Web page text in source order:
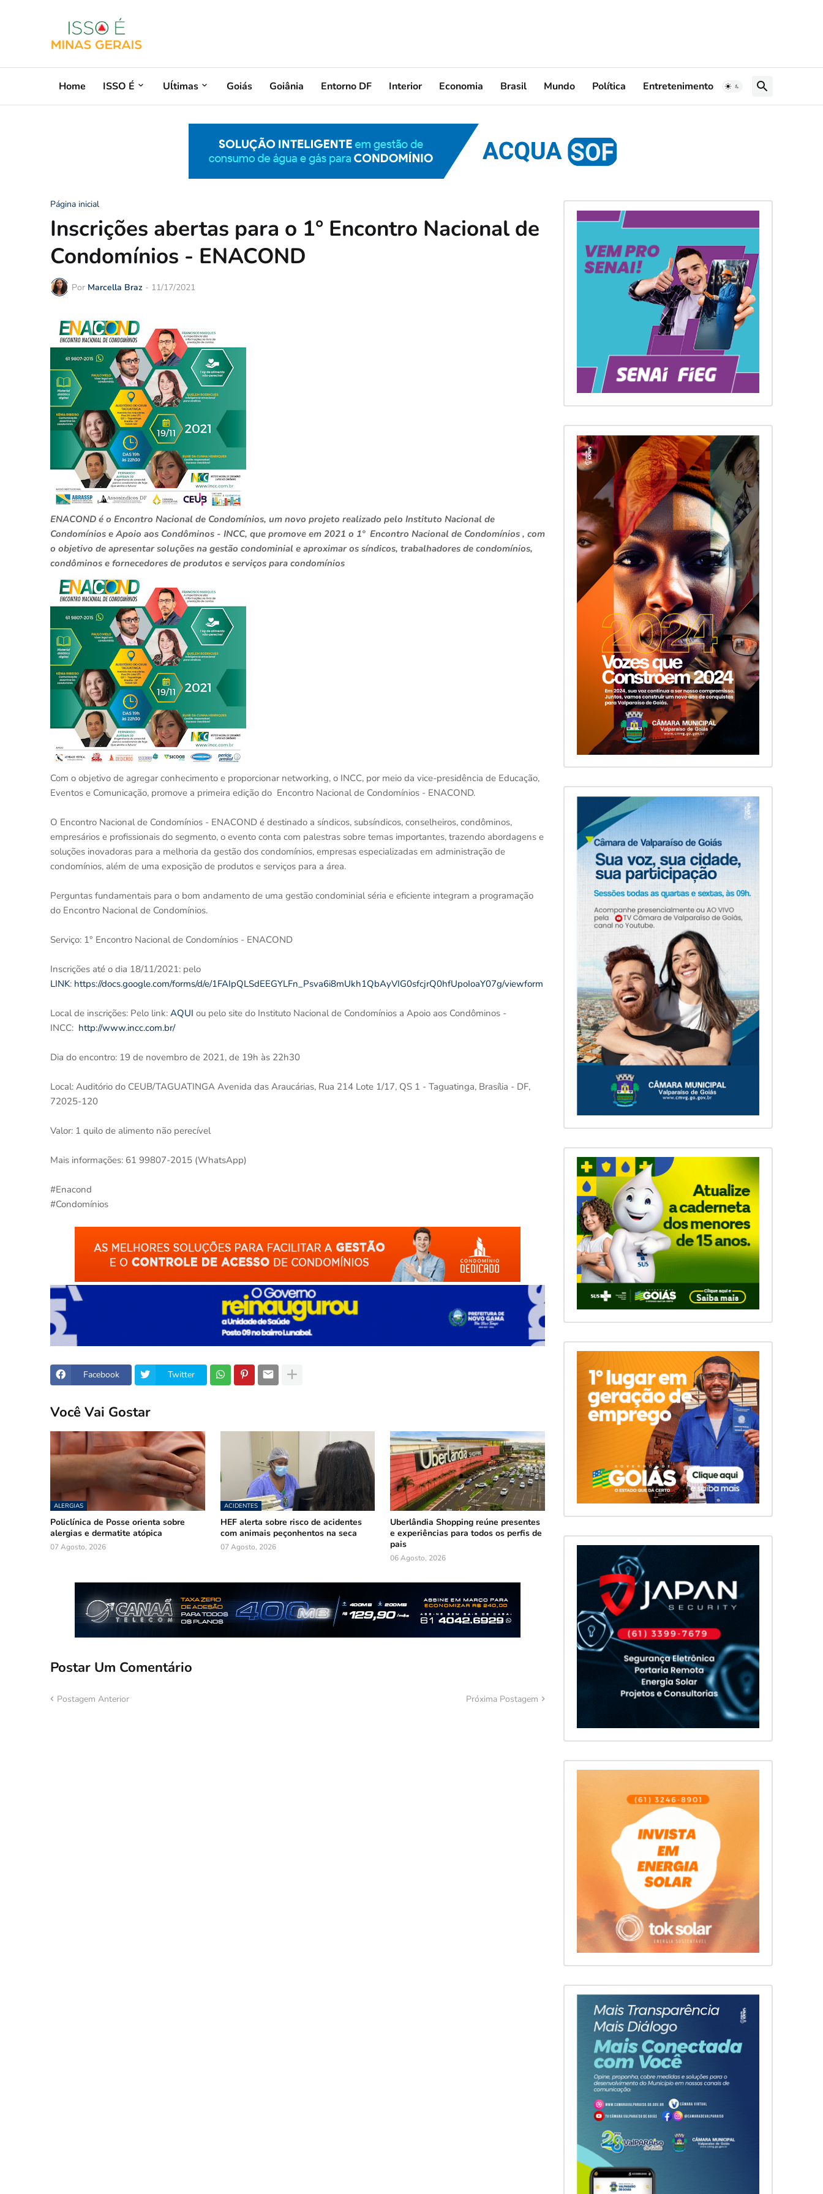
Home ISSO É Uĺtimas Goiás Goiânia Entorno DF Interior Economia Brasil Mundo Política Entretenimento
Página inicial
Inscrições abertas para o 1° Encontro Nacional de
Condomínios - ENACOND
Por Marcella Braz - 11/17/2021
ENACOND é o Encontro Nacional de Condomínios, um novo projeto realizado pelo Instituto Nacional de
Condomínios e Apoio aos Condôminos - INCC, que promove em 2021 o 1º Encontro Nacional de Condomínios , com
o objetivo de apresentar soluções na gestão condominial e aproximar os síndicos, trabalhadores de condomínios,
condôminos e fornecedores de produtos e serviços para condomínios
Com o objetivo de agregar conhecimento e proporcionar networking, o INCC, por meio da vice-presidência de Educação,
Eventos e Comunicação, promove a primeira edição do Encontro Nacional de Condomínios - ENACOND.
O Encontro Nacional de Condomínios - ENACOND é destinado a síndicos, subsíndicos, conselheiros, condôminos,
empresários e profissionais do segmento, o evento conta com palestras sobre temas importantes, trazendo abordagens e
soluções inovadoras para a melhoria da gestão dos condomínios, empresas especializadas em administração de
condomínios, além de uma exposição de produtos e serviços para a área.
Perguntas fundamentais para o bom andamento de uma gestão condominial séria e eficiente integram a programação
do Encontro Nacional de Condomínios.
Serviço: 1° Encontro Nacional de Condomínios - ENACOND
Inscrições até o dia 18/11/2021: pelo
LINK: https://docs.google.com/forms/d/e/1FAIpQLSdEEGYLFn_Psva6i8mUkh1QbAyVIG0sfcjrQ0hfUpoIoaY07g/viewform
Local de inscrições: Pelo link: AQUI ou pelo site do Instituto Nacional de Condomínios a Apoio aos Condôminos -
INCC: http://www.incc.com.br/
Dia do encontro: 19 de novembro de 2021, de 19h às 22h30
Local: Auditório do CEUB/TAGUATINGA Avenida das Araucárias, Rua 214 Lote 1/17, QS 1 - Taguatinga, Brasília - DF,
72025-120
Valor: 1 quilo de alimento não perecível
Mais informações: 61 99807-2015 (WhatsApp)
#Enacond
#Condomínios
Facebook Twitter
Você Vai Gostar
ALERGIAS
Policlínica de Posse orienta sobre
alergias e dermatite atópica
07 Agosto, 2026
ACIDENTES
HEF alerta sobre risco de acidentes
com animais peçonhentos na seca
07 Agosto, 2026
Uberlândia Shopping reúne presentes
e experiências para todos os perfis de
pais
06 Agosto, 2026
Postar Um Comentário
Postagem Anterior Próxima Postagem